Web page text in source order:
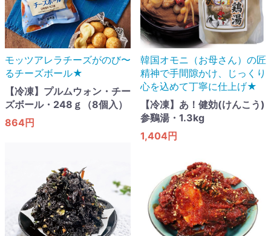
モッツアレラチーズがのび〜
るチーズボール★
【冷凍】プルムウォン・チー
ズボール・248ｇ（8個入）
864円
韓国オモニ（お母さん）の匠
精神で手間隙かけ、じっくり
心を込めて丁寧に仕上げ★
【冷凍】あ！健効(けんこう)
参鷄湯・1.3kg
1,404円